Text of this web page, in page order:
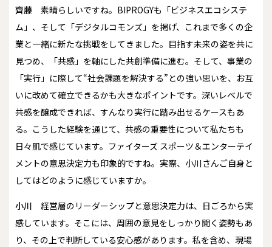
齊藤
素晴らしいですね。BIPROGYも「ビジネスエコシステ
ム」、そして「デジタルコモンズ」を掲げ、これまで多くの企
業と一緒に新たな挑戦をしてきました。目指す未来の姿を共に
見つめ、「共感」を軸にした共創準備に進む。そして、事業の
「実行」に際して“社会課題を解決する”との強い思いを、お互
いに改めて確立できるかも大きなポイントです。深いレベルで
共感を醸成できれば、すんなり実行に踏み出せるケースもあ
る。こうした経験を通じて、共感の重要性について私たちも
日々肌で感じています。ファイターズ スポーツ＆エンターテイ
メントの意思決定力も印象的ですね。実際、小川さんご自身と
してはどのように感じていますか。
小川
経営層のリーダーシップと意思決定力は、日ごろから実
感しています。そこには、周囲の意見をしっかり聞く姿勢もあ
り、その上で判断している安心感があります。私を含め、現場